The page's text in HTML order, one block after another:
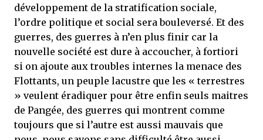
développement de la stratification sociale,
l’ordre politique et social sera bouleversé. Et des
guerres, des guerres à n’en plus finir car la
nouvelle société est dure à accoucher, à fortiori
si on ajoute aux troubles internes la menace des
Flottants, un peuple lacustre que les « terrestres
» veulent éradiquer pour être enfin seuls maitres
de Pangée, des guerres qui montrent comme
toujours que si l’autre est aussi mauvais que